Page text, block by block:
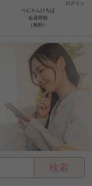
ログイン
ベビカムひろば
会員登録
（無料）